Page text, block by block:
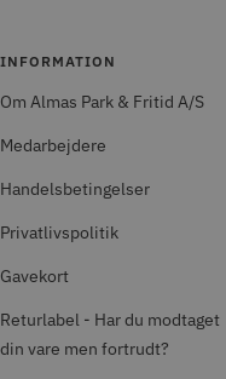
INFORMATION
Om Almas Park & Fritid A/S
Medarbejdere
Handelsbetingelser
Privatlivspolitik
Gavekort
Returlabel - Har du modtaget
din vare men fortrudt?